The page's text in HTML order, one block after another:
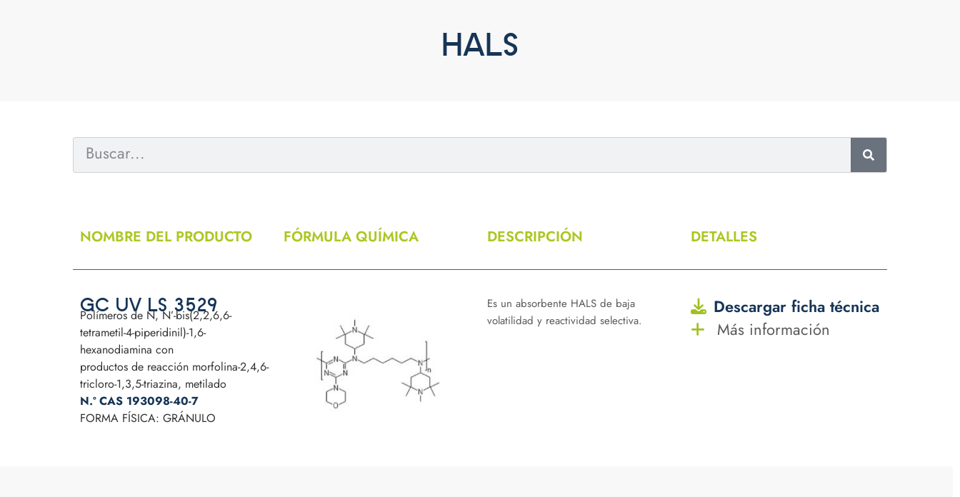
HALS
NOMBRE DEL PRODUCTO FÓRMULA QUÍMICA DESCRIPCIÓN DETALLES
GC UV LS 3529
Polímeros de N, N’-bis(2,2,6,6-
tetrametil-4-piperidinil)-1,6-
hexanodiamina con
productos de reacción morfolina-2,4,6-
tricloro-1,3,5-triazina, metilado
N.º CAS 193098-40-7
FORMA FÍSICA: GRÁNULO
Es un absorbente HALS de baja
volatilidad y reactividad selectiva.
Descargar ficha técnica
Más información